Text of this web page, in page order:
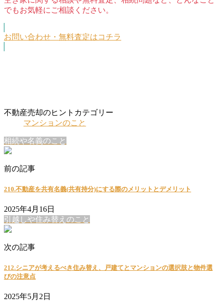
でもお気軽にご相談ください。
お問い合わせ・無料査定はコチラ
不動産売却のヒントカテゴリー
マンションのこと
相続や名義のこと
前の記事
210.不動産を共有名義(共有持分)にする際のメリットとデメリット
2025年4月16日
引越しや住み替えのこと
次の記事
212.シニアが考えるべき住み替え、戸建てとマンションの選択肢と物件選
びの注意点
2025年5月2日